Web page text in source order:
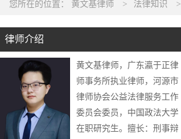
您所在的位置： 黄文基律师 > 法律知识 >
律师介绍
黄文基律师，广东瀛于正律
师事务所执业律师，河源市
律师协会公益法律服务工作
委员会委员，中国政法大学
在职研究生。擅长：刑事辩